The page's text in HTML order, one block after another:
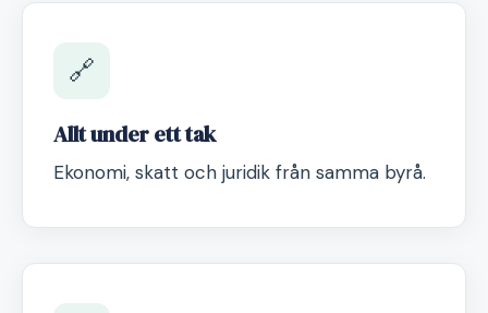
🔗
Allt under ett tak
Ekonomi, skatt och juridik från samma byrå.